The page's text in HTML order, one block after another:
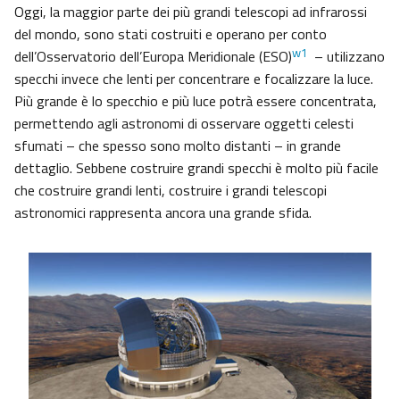
Oggi, la maggior parte dei più grandi telescopi ad infrarossi
del mondo, sono stati costruiti e operano per conto
dell’Osservatorio dell’Europa Meridionale (ESO)w1 – utilizzano
specchi invece che lenti per concentrare e focalizzare la luce.
Più grande è lo specchio e più luce potrà essere concentrata,
permettendo agli astronomi di osservare oggetti celesti
sfumati – che spesso sono molto distanti – in grande
dettaglio. Sebbene costruire grandi specchi è molto più facile
che costruire grandi lenti, costruire i grandi telescopi
astronomici rappresenta ancora una grande sfida.